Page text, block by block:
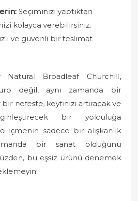
Seçiminizi yaptıktan
kolayca verebilirsiniz.
ve güvenli bir teslimat
Broadleaf Churchill,
değil, aynı zamanda bir
bir nefeste, keyfinizi artıracak ve
bir yolculuğa
içmenin sadece bir alışkanlık
bir sanat olduğunu
bu eşsiz ürünü denemek